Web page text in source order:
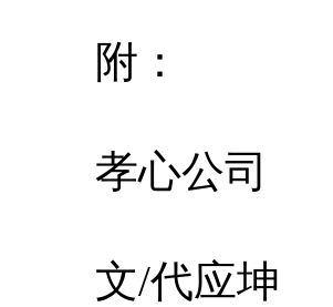
附：
孝心公司
文/代应坤